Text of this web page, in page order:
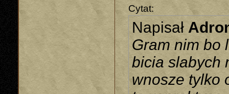
Cytat:
Napisał
Gram nim bo
bicia slabych
wnosze tylko